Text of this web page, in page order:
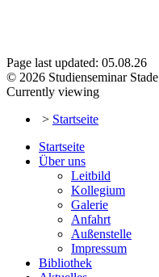
Page last updated: 05.08.26
© 2026 Studienseminar Stade
Currently viewing
> Startseite
Startseite
Über uns
Leitbild
Kollegium
Galerie
Anfahrt
Außenstelle
Impressum
Bibliothek